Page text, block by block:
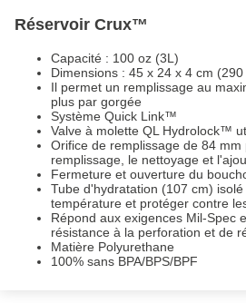
Réservoir Crux™
Capacité : 100 oz (3L)
Dimensions : 45 x 24 x 4 cm (290
Il permet un remplissage au
plus par gorgée
Système Quick Link™
Valve à molette QL Hydrolock™
Orifice de remplissage de 84 mm
remplissage, le nettoyage et
Fermeture et ouverture du
Tube d'hydratation (107 cm)
température et protéger contre
Répond aux exigences Mil-Spec
résistance à la perforation et de
Matière Polyurethane
100% sans BPA/BPS/BPF